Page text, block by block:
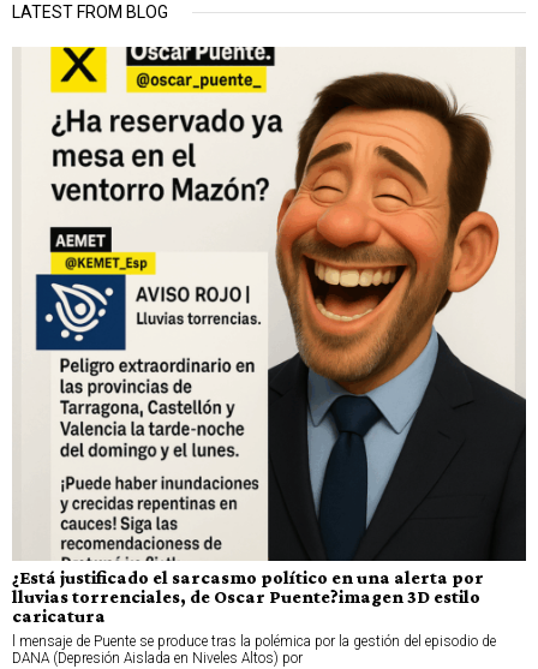
LATEST FROM BLOG
¿Está justificado el sarcasmo político en una alerta por
lluvias torrenciales, de Oscar Puente?imagen 3D estilo
caricatura
l mensaje de Puente se produce tras la polémica por la gestión del episodio de
DANA (Depresión Aislada en Niveles Altos) por